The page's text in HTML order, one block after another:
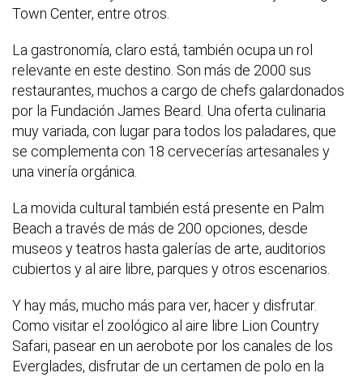
Town Center, entre otros.
La gastronomía, claro está, también ocupa un rol
relevante en este destino. Son más de 2000 sus
restaurantes, muchos a cargo de chefs galardonados
por la Fundación James Beard. Una oferta culinaria
muy variada, con lugar para todos los paladares, que
se complementa con 18 cervecerías artesanales y
una vinería orgánica.
La movida cultural también está presente en Palm
Beach a través de más de 200 opciones, desde
museos y teatros hasta galerías de arte, auditorios
cubiertos y al aire libre, parques y otros escenarios.
Y hay más, mucho más para ver, hacer y disfrutar.
Como visitar el zoológico al aire libre Lion Country
Safari, pasear en un aerobote por los canales de los
Everglades, disfrutar de un certamen de polo en la